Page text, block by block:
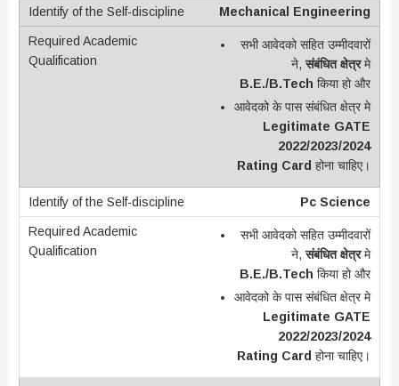
Mechanical Engineering
सभी आवेदको सहित उम्मीदवारों
ने,संबंधित क्षेत्रमे
B.E./B.Tech किया हो और
आवेदको के पास संबंधित क्षेत्र मे
Legitimate GATE
2022/2023/2024
Rating Card होना चाहिए।
Pc Science
सभी आवेदको सहित उम्मीदवारों
ने,संबंधित क्षेत्रमे
B.E./B.Tech किया हो और
आवेदको के पास संबंधित क्षेत्र मे
Legitimate GATE
2022/2023/2024
Rating Card होना चाहिए।